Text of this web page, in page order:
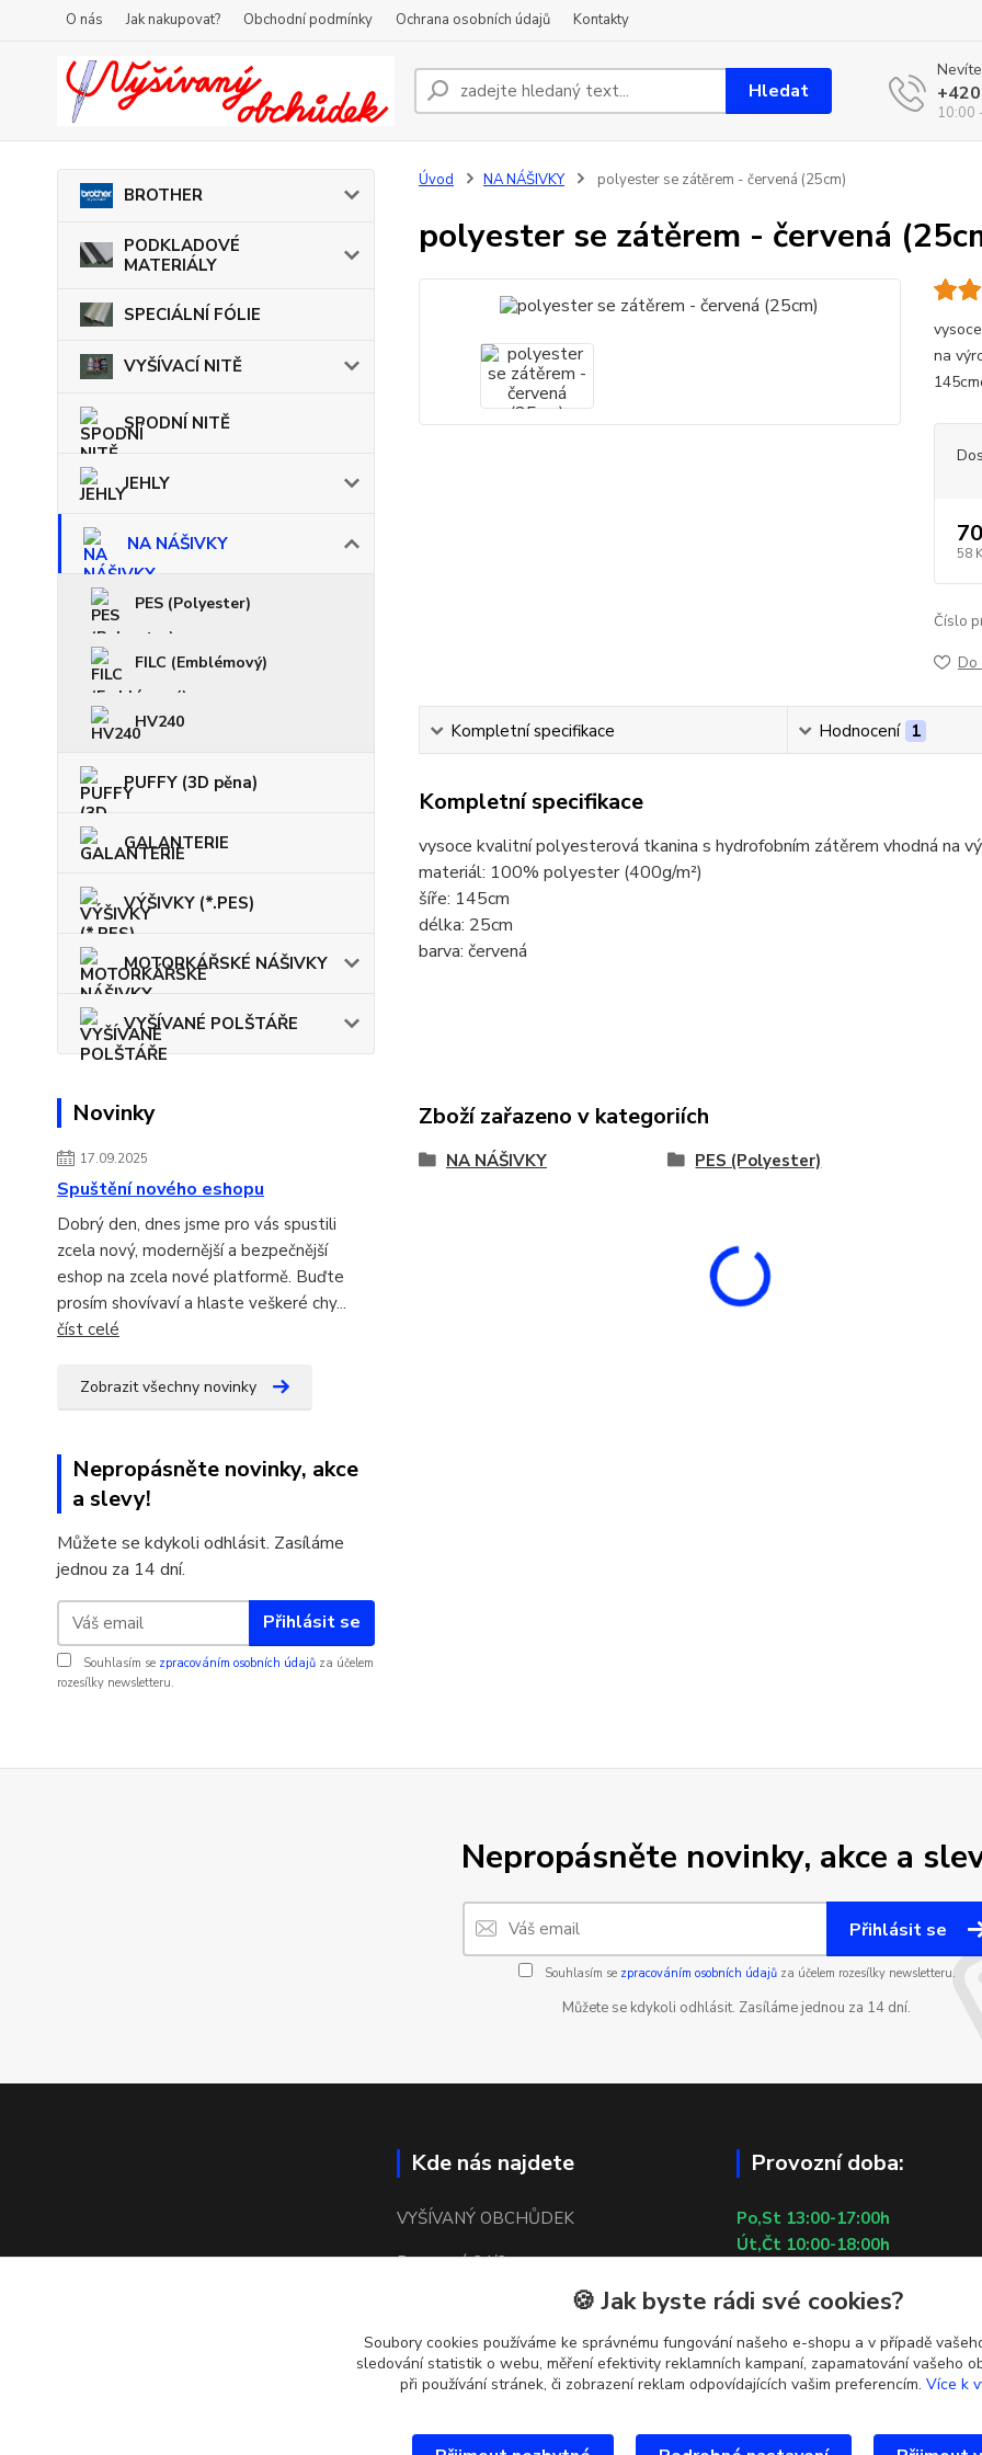
O nás Jak nakupovat? Obchodní podmínky Ochrana osobních údajů Kontakty
Hledat
10:00
BROTHER
PODKLADOVÉ
MATERIÁLY
SPECIÁLNÍ FÓLIE
VYŠÍVACÍ NITĚ
SPODNÍ NITĚ
JEHLY
NA NÁŠIVKY
PES (Polyester)
FILC (Emblémový)
HV240
PUFFY (3D pěna)
GALANTERIE
VÝŠIVKY (*.PES)
MOTORKÁŘSKÉ NÁŠIVKY
VYŠÍVANÉ POLŠTÁŘE
Novinky
17.09.2025
Spuštění nového eshopu
Dobrý den, dnes jsme pro vás spustili
zcela nový, modernější a bezpečnější
eshop na zcela nové platformě. Buďte
prosím shovívaví a hlaste veškeré chy...
číst celé
Zobrazit všechny novinky
Nepropásněte novinky, akce
a slevy!
Můžete se kdykoli odhlásit. Zasíláme
jednou za 14 dní.
Přihlásit se
Souhlasím se zpracováním osobních údajů za účelem
rozesílky newsletteru.
Úvod NA NÁŠIVKY polyester se zátěrem - červená (25cm)
polyester se zátěrem - červená
na
58
Číslo
Do
Kompletní specifikace Hodnocení 1
Kompletní specifikace
vysoce kvalitní polyesterová tkanina s hydrofobním zátěrem vhodná na
materiál: 100% polyester (400g/m²)
šíře: 145cm
délka: 25cm
barva: červená
Zboží zařazeno v kategoriích
NA NÁŠIVKY PES (Polyester)
Nepropásněte novinky, akce a
Přihlásit se
Souhlasím se zpracováním osobních údajůza účelem rozesílky newsletteru.
Můžete se kdykoli odhlásit. Zasíláme jednou za 14 dní.
Kde nás najdete
VYŠÍVANÝ OBCHŮDEK
Bronzová 24/2
kulaté náměstí u metra Lužiny
Provozní doba:
Po,St 13:00-17:00h
Út,Čt 10:00-18:00h
So,Ne ZAVŘENO
🍪 Jak byste rádi své cookies?
Soubory cookies používáme ke správnému fungování našeho e-shopu a v případě
sledování statistik o webu, měření efektivity reklamních kampaní, zapamatování vašeho
při používání stránek, či zobrazení reklam odpovídajících vašim preferencím. Více k